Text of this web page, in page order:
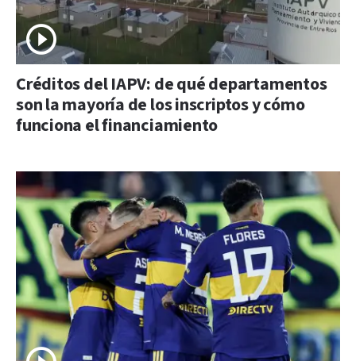
Créditos del IAPV: de qué departamentos
son la mayoría de los inscriptos y cómo
funciona el financiamiento